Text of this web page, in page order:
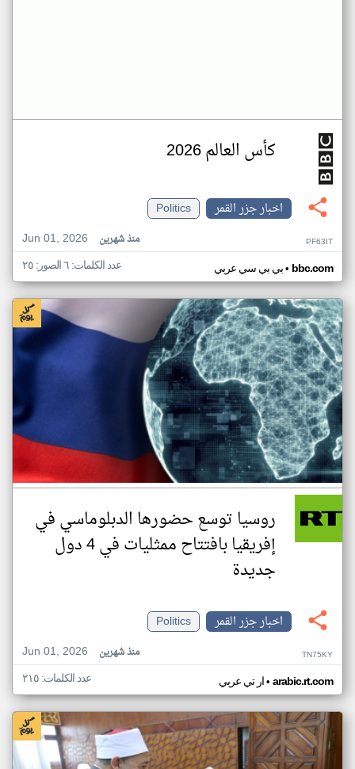
كأس العالم 2026
اخبار جزر القمر
Politics
Jun 01, 2026
منذ شهرين PF63IT
بي بي سي عربي• bbc.com عدد الكلمات: ٦ الصور: ٢٥
روسيا توسع حضورها الدبلوماسي في
إفريقيا بافتتاح ممثليات في 4 دول
جديدة
اخبار جزر القمر
Politics
Jun 01, 2026
منذ شهرين TN75KY
ار تي عربي• arabic.rt.com عدد الكلمات: ٢١٥